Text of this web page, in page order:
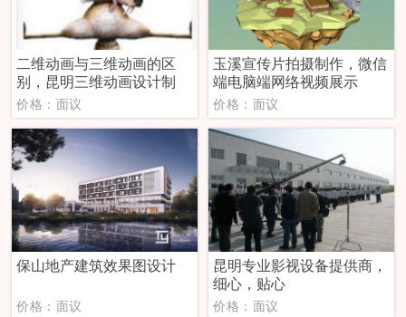
二维动画与三维动画的区
别，昆明三维动画设计制
价格：面议
玉溪宣传片拍摄制作，微信
端电脑端网络视频展示
价格：面议
保山地产建筑效果图设计
价格：面议
昆明专业影视设备提供商，
细心，贴心
价格：面议